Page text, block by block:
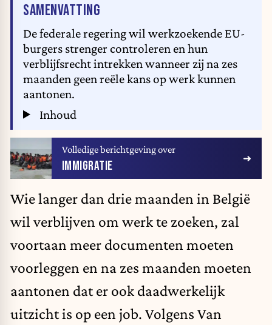
SAMENVATTING
De federale regering wil werkzoekende EU-
burgers strenger controleren en hun
verblijfsrecht intrekken wanneer zij na zes
maanden geen reële kans op werk kunnen
aantonen.
Inhoud
Volledige berichtgeving over
IMMIGRATIE
Wie langer dan drie maanden in België
wil verblijven om werk te zoeken, zal
voortaan meer documenten moeten
voorleggen en na zes maanden moeten
aantonen dat er ook daadwerkelijk
uitzicht is op een job. Volgens Van